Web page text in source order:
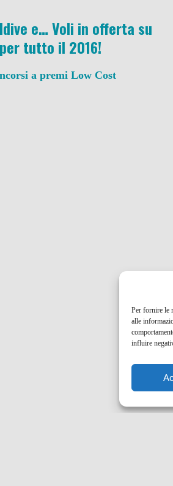
Per fornire le
alle
influire
e… Voli in offerta su
tutto il 2016!
a premi Low Cost